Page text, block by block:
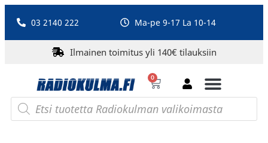
03 2140 222 Ma-pe 9-17 La 10-14
Ilmainen toimitus yli 140€ tilauksiin
0